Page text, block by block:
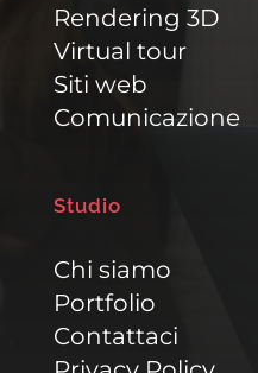
Rendering 3D
Virtual tour
Siti web
Comunicazione
Studio
Chi siamo
Portfolio
Contattaci